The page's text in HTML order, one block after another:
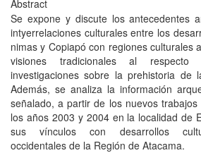
Abstract
Se expone y discute los antecedentes
intyerrelaciones culturales entre los
nimas y Copiapó con regiones culturales
visiones tradicionales al
investigaciones sobre la prehistoria de
Además, se analiza la información
señalado, a partir de los nuevos trabajos
los años 2003 y 2004 en la localidad de
sus vínculos con desarrollos
occidentales de la Región de Atacama.